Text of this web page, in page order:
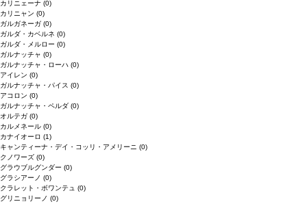
カリニェーナ (0)
カリニャン (0)
ガルガネーガ (0)
ガルダ・カベルネ (0)
ガルダ・メルロー (0)
ガルナッチャ (0)
ガルナッチャ・ローハ (0)
アイレン (0)
ガルナッチャ・パイス (0)
アコロン (0)
ガルナッチャ・ペルダ (0)
オルテガ (0)
カルメネール (0)
カナイオーロ (1)
キャンティーナ・デイ・コッリ・アメリーニ (0)
クノワーズ (0)
グラウブルグンダー (0)
グラシアーノ (0)
クラレット・ボワンテュ (0)
グリニョリーノ (0)